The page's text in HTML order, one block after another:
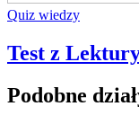
Quiz wiedzy
Test z
Podobne